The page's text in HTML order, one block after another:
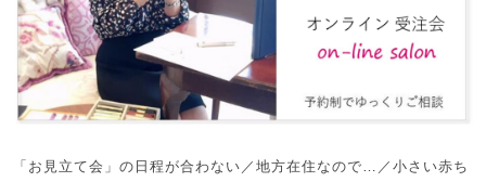
「お見立て会」の日程が合わない／地方在住なので…／小さい赤ち